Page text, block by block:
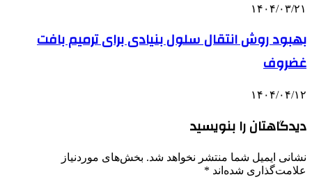
۱۴۰۴/۰۳/۲۱
بهبود روش انتقال سلول بنیادی برای ترمیم بافت
غضروف
۱۴۰۴/۰۴/۱۲
دیدگاهتان را بنویسید
نشانی ایمیل شما منتشر نخواهد شد. بخش‌های موردنیاز
علامت‌گذاری شده‌اند *